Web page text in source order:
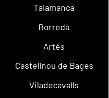
Talamanca
Borredà
Artés
Castellnou de Bages
Viladecavalls